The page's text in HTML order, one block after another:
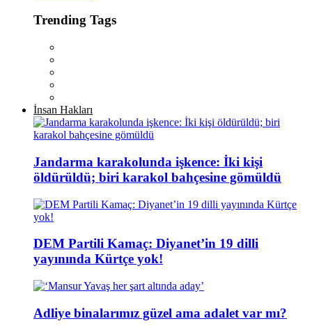
Trending Tags
İnsan Hakları
Jandarma karakolunda işkence: İki kişi
öldürüldü; biri karakol bahçesine gömüldü
DEM Partili Kamaç: Diyanet’in 19 dilli
yayınında Kürtçe yok!
Adliye binalarımız güzel ama adalet var mı?